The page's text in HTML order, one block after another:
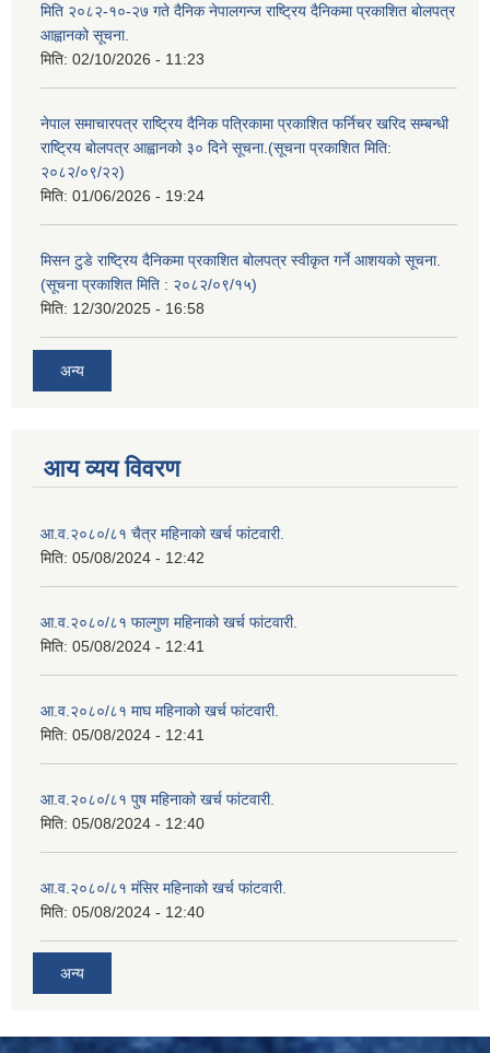
मिति २०८२-१०-२७ गते दैनिक नेपालगन्ज राष्ट्रिय दैनिकमा प्रकाशित बोलपत्र
आह्वानको सूचना.
मिति: 02/10/2026 - 11:23
नेपाल समाचारपत्र राष्ट्रिय दैनिक पत्रिकामा प्रकाशित फर्निचर खरिद सम्बन्धी
राष्ट्रिय बोलपत्र आह्वानको ३० दिने सूचना.(सूचना प्रकाशित मिति:
२०८२/०९/२२)
मिति: 01/06/2026 - 19:24
मिसन टुडे राष्ट्रिय दैनिकमा प्रकाशित बोलपत्र स्वीकृत गर्ने आशयको सूचना.
(सूचना प्रकाशित मिति : २०८२/०९/१५)
मिति: 12/30/2025 - 16:58
अन्य
आय व्यय विवरण
आ.व.२०८०/८१ चैत्र महिनाको खर्च फांटवारी.
मिति: 05/08/2024 - 12:42
आ.व.२०८०/८१ फाल्गुण महिनाको खर्च फांटवारी.
मिति: 05/08/2024 - 12:41
आ.व.२०८०/८१ माघ महिनाको खर्च फांटवारी.
मिति: 05/08/2024 - 12:41
आ.व.२०८०/८१ पुष महिनाको खर्च फांटवारी.
मिति: 05/08/2024 - 12:40
आ.व.२०८०/८१ मंसिर महिनाको खर्च फांटवारी.
मिति: 05/08/2024 - 12:40
अन्य